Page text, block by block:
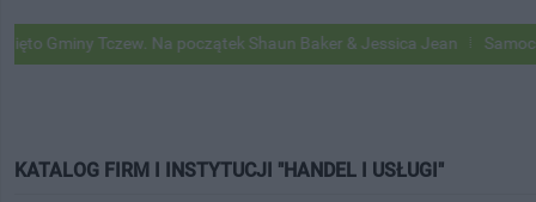
Gminy Tczew. Na początek Shaun Baker & Jessica Jean
KATALOG FIRM I INSTYTUCJI "HANDEL I USŁUGI"